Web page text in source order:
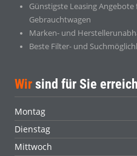
Günstigste Leasing
Gebrauchtwagen
Marken- und
Beste Filter- und
Wir sind für Sie
Montag
Dienstag
Mittwoch